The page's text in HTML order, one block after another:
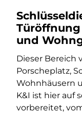
Türöffnung
und
Dieser Bereich
Porscheplatz,
Wohnhäusern
K&I ist hier auf
vorbereitet,